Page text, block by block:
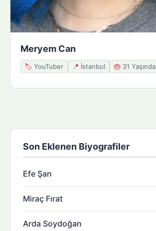
Meryem Can
🏷️ YouTuber 📍 İstanbul 🎂 31 Yaşında
Son Eklenen Biyografiler
Efe Şan
Miraç Fırat
Arda Soydoğan